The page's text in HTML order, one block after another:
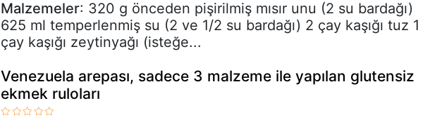
Malzemeler: 320 g önceden pişirilmiş mısır unu (2 su bardağı)
625 ml temperlenmiş su (2 ve 1/2 su bardağı) 2 çay kaşığı tuz 1
çay kaşığı zeytinyağı (isteğe...
Venezuela arepası, sadece 3 malzeme ile yapılan glutensiz
ekmek ruloları